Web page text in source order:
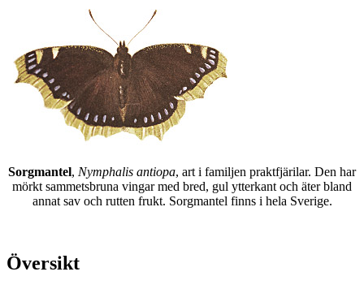
Sorgmantel, Nymphalis antiopa, art i familjen praktfjärilar. Den har
mörkt sammetsbruna vingar med bred, gul ytterkant och äter bland
annat sav och rutten frukt. Sorgmantel finns i hela Sverige.
Översikt